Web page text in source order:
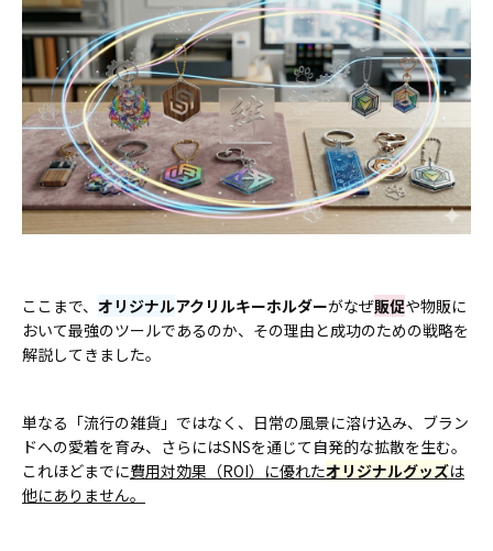
ここまで、 オリジナルアクリルキーホルダーがなぜ販促や物販に
おいて最強のツールであるのか、その理由と成功のための戦略を
解説してきました。
単なる「流行の雑貨」ではなく、日常の風景に溶け込み、ブラン
ドへの愛着を育み、さらにはSNSを通じて自発的な拡散を生む。
これほどまでに費用対効果（ROI）に優れたオリジナルグッズは
他にありません。